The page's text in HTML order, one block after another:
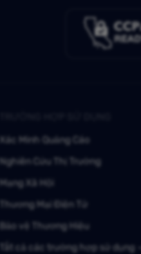
Xác Minh Quảng Cáo
Nghiên Cứu Thị Trường
Mạng Xã Hội
Thương Mại Điện Tử
Bảo vệ Thương Hiệu
Tất cả các trường hợp sử dụng